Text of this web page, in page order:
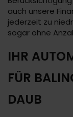
auch unsere
jederzeit zu
sogar ohne
IHR
FÜR
DAUB